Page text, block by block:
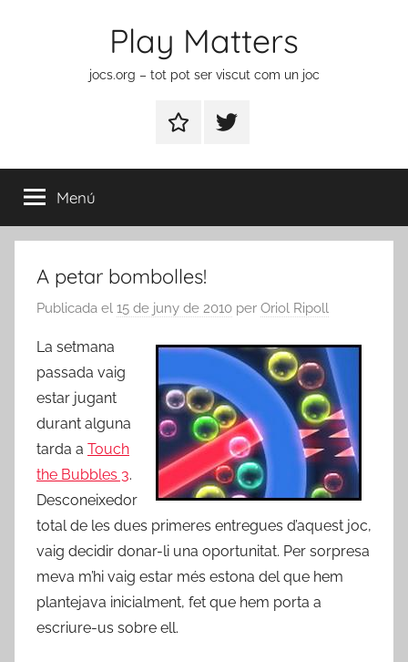
Play Matters
jocs.org – tot pot ser viscut com un joc
ContactarElement
menú
Menú
A petar bombolles!
Publicada el 15 de juny de 2010 per Oriol Ripoll
La setmana
passada vaig
estar jugant
durant alguna
tarda a Touch
the Bubbles 3.
Desconeixedor
total de les dues primeres entregues d’aquest joc,
vaig decidir donar-li una oportunitat. Per sorpresa
meva m’hi vaig estar més estona del que hem
plantejava inicialment, fet que hem porta a
escriure-us sobre ell.